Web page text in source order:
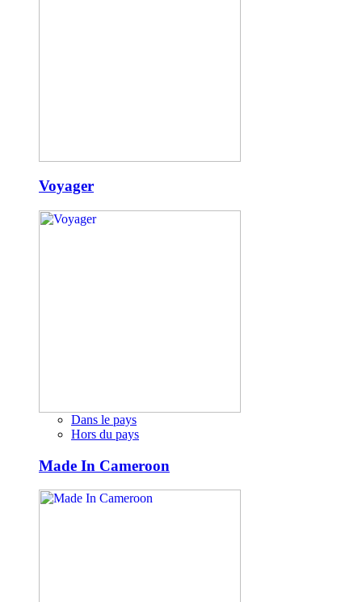
Voyager
Dans le pays
Hors du pays
Made In Cameroon